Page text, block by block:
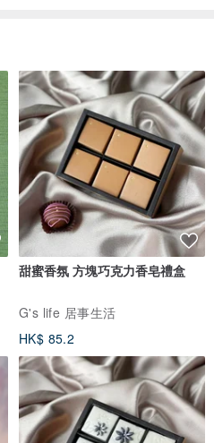
甜蜜香氛 方塊巧克力香皂禮盒
G's life 居事生活
HK$ 85.2